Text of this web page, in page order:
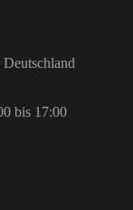
bis 17:00